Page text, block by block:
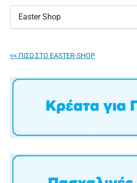
Easter Shop
<< ΠΙΣΩ ΣΤΟ EASTER-SHOP